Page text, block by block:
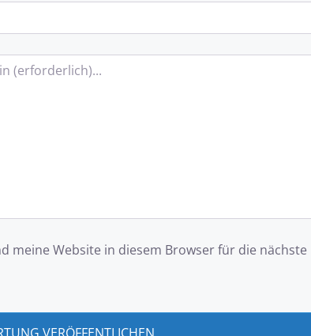
meine Website in diesem Browser für die nächste